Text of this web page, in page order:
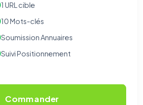
1 URL cible
10 Mots-clés
Soumission Annuaires
Suivi Positionnement
Commander